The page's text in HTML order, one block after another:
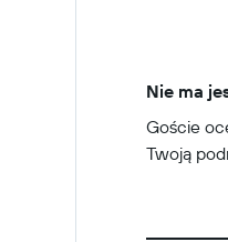
Nie ma
Goście
Twoją